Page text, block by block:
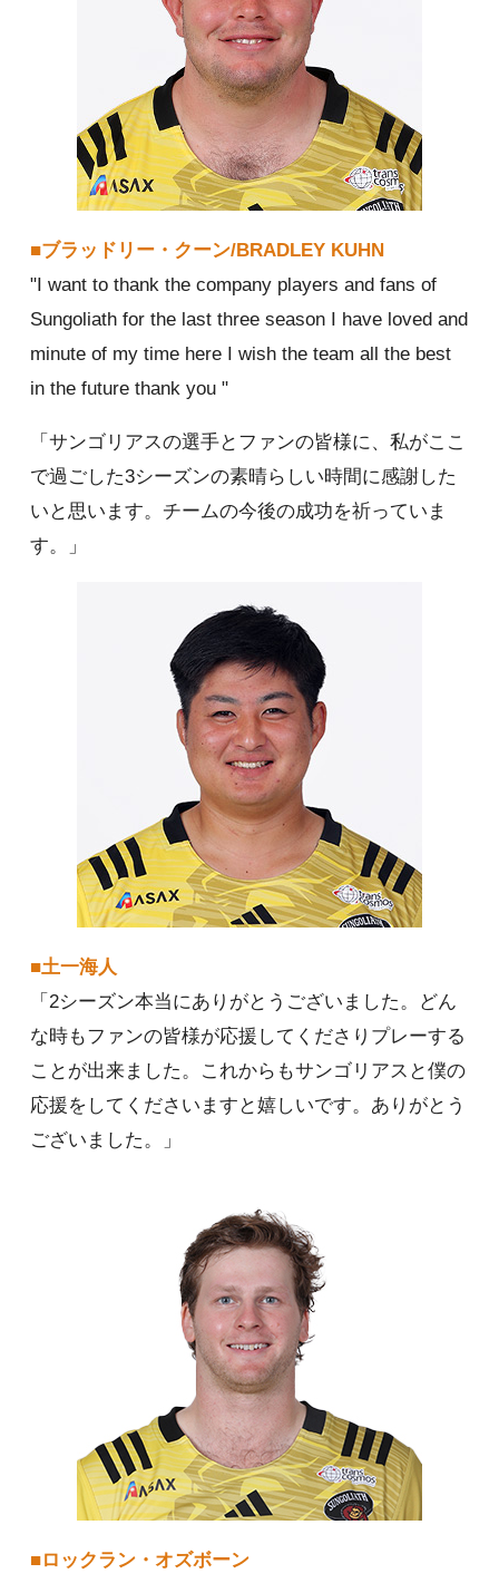
■ブラッドリー・クーン/BRADLEY KUHN
"I want to thank the company players and fans of
Sungoliath for the last three season I have loved and
minute of my time here I wish the team all the best
in the future thank you "
「サンゴリアスの選手とファンの皆様に、私がここ
で過ごした3シーズンの素晴らしい時間に感謝した
いと思います。チームの今後の成功を祈っていま
す。」
■土一海人
「2シーズン本当にありがとうございました。どん
な時もファンの皆様が応援してくださりプレーする
ことが出来ました。これからもサンゴリアスと僕の
応援をしてくださいますと嬉しいです。ありがとう
ございました。」
■ロックラン・オズボーン